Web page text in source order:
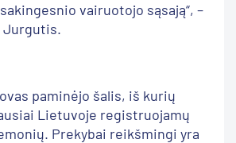
vairuotojo sąsają“, –
Jurgutis.
paminėjo šalis, iš kurių
Lietuvoje registruojamų
Prekybai reikšmingi yra